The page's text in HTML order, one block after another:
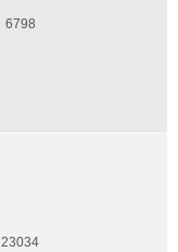
6798
23034